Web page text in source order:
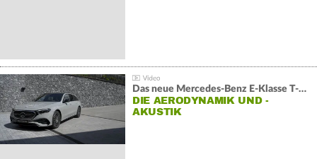
Das neue Mercedes-Benz E-Klasse T-Modell
DIE AERODYNAMIK UND -
AKUSTIK